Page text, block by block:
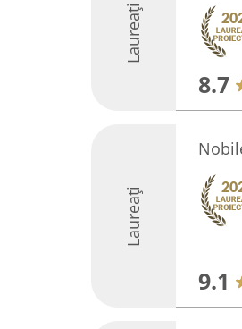
Laureați
8.7
Laureați
9.1